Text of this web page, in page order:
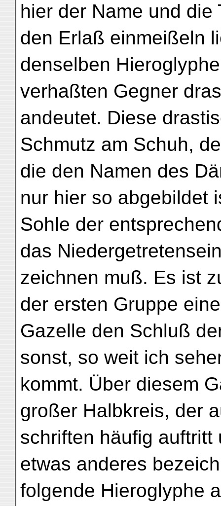
hier der Name und
den Erlaß einmeißeln
denselben
verhaßten Gegner
andeutet. Diese
Schmutz am Schuh,
die den Namen des
nur hier so abgebildet
Sohle der
das
zeichnen muß. Es ist
der ersten Gruppe
Gazelle den Schluß
sonst, so weit ich
kommt. Über diesem
großer Halbkreis, der
schriften häufig auftritt
etwas anderes
folgende Hieroglyphe